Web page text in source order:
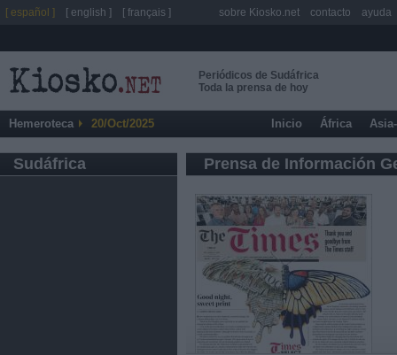
Periódicos de Sudáfrica
Toda la prensa de hoy
Hemeroteca 20/Oct/2025 Inicio África
Sudáfrica Prensa de Información
[ español ] [ english ] [ français ] sobre Kiosko.net contacto ayuda